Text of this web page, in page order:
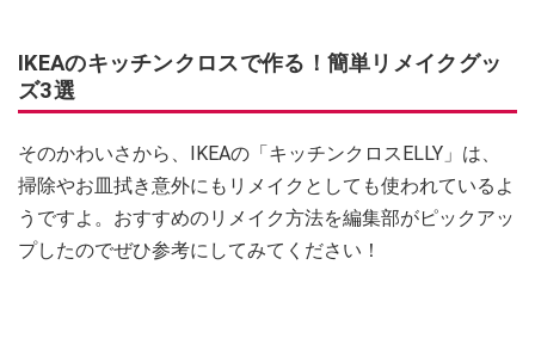
IKEAのキッチンクロスで作る！簡単リメイクグッ
ズ3選
そのかわいさから、IKEAの「キッチンクロスELLY」は、
掃除やお皿拭き意外にもリメイクとしても使われているよ
うですよ。おすすめのリメイク方法を編集部がピックアッ
プしたのでぜひ参考にしてみてください！